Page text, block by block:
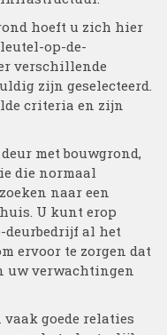
hoeft u zich hier
op-de-
verschillende
zijn geselecteerd.
criteria en zijn
met bouwgrond,
die normaal
naar een
U kunt erop
deurbedrijf al het
ervoor te zorgen dat
uw verwachtingen
vaak goede relaties